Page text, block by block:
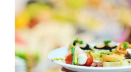
TAGUNGEN & FEIERN
ALTÖTTING & UMGEBUNG
WISSENSWERTES